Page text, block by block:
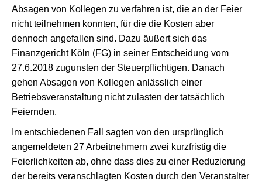
Absagen von Kollegen zu verfahren ist, die an der Feier
nicht teilnehmen konnten, für die die Kosten aber
dennoch angefallen sind. Dazu äußert sich das
Finanzgericht Köln (FG) in seiner Entscheidung vom
27.6.2018 zugunsten der Steuerpflichtigen. Danach
gehen Absagen von Kollegen anlässlich einer
Betriebsveranstaltung nicht zulasten der tatsächlich
Feiernden.
Im entschiedenen Fall sagten von den ursprünglich
angemeldeten 27 Arbeitnehmern zwei kurzfristig die
Feierlichkeiten ab, ohne dass dies zu einer Reduzierung
der bereits veranschlagten Kosten durch den Veranstalter